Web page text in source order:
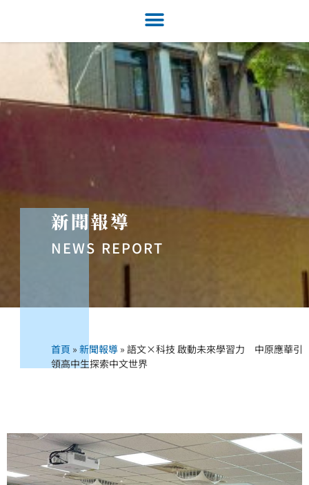
新聞報導
NEWS REPORT
首頁 »新聞報導 »語文×科技 啟動未來學習力 中原應華引
領高中生探索中文世界